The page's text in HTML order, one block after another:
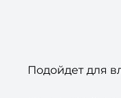
Подойдет для